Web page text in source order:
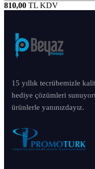
810,00 TL KDV
15 yıllık tecrübemizle
hediye çözümleri
ürünlerle yanınızdayız.